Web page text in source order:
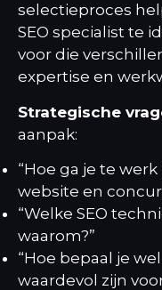
selectieproces
SEO specialist te
voor die
expertise en
Strategische
aanpak:
“Hoe ga je te
website en
“Welke SEO
waarom?”
“Hoe bepaal je
waardevol zijn